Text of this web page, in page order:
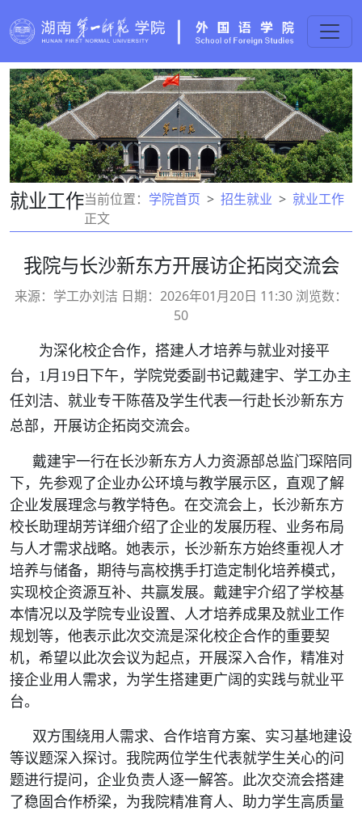
就业工作当前位置： 学院首页 招生就业
就业工作
正文
我院与长沙新东方开展访企拓岗交流会
来源：学工办刘洁 日期：2026年01月20日 11:30 浏览数：
50
为深化校企合作，搭建人才培养与就业对接平
台，1月19日下午，学院党委副书记戴建宇、学工办主
任刘洁、就业专干陈蓓及学生代表一行赴长沙新东方
总部，开展访企拓岗交流会。
戴建宇一行在长沙新东方人力资源部总监门琛陪同
下，先参观了企业办公环境与教学展示区，直观了解
企业发展理念与教学特色。在交流会上，长沙新东方
校长助理胡芳详细介绍了企业的发展历程、业务布局
与人才需求战略。她表示，长沙新东方始终重视人才
培养与储备，期待与高校携手打造定制化培养模式，
实现校企资源互补、共赢发展。戴建宇介绍了学校基
本情况以及学院专业设置、人才培养成果及就业工作
规划等，他表示此次交流是深化校企合作的重要契
机，希望以此次会议为起点，开展深入合作，精准对
接企业用人需求，为学生搭建更广阔的实践与就业平
台。
双方围绕用人需求、合作培育方案、实习基地建设
等议题深入探讨。我院两位学生代表就学生关心的问
题进行提问，企业负责人逐一解答。此次交流会搭建
了稳固合作桥梁，为我院精准育人、助力学生高质量